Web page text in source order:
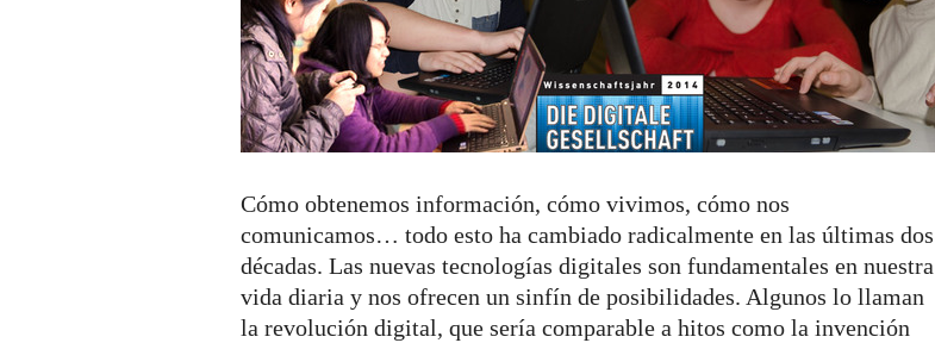
Ciencia
2014
Cómo obtenemos información, cómo vivimos, cómo nos
comunicamos… todo esto ha cambiado radicalmente en las últimas dos
décadas. Las nuevas tecnologías digitales son fundamentales en nuestra
vida diaria y nos ofrecen un sinfín de posibilidades. Algunos lo llaman
la revolución digital, que sería comparable a hitos como la invención